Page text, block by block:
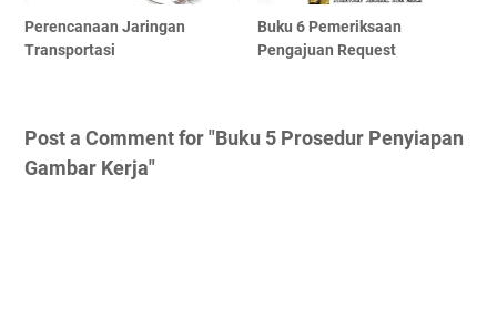
Perencanaan Jaringan
Transportasi
Buku 6 Pemeriksaan
Pengajuan Request
Post a Comment for "Buku 5 Prosedur Penyiapan
Gambar Kerja"